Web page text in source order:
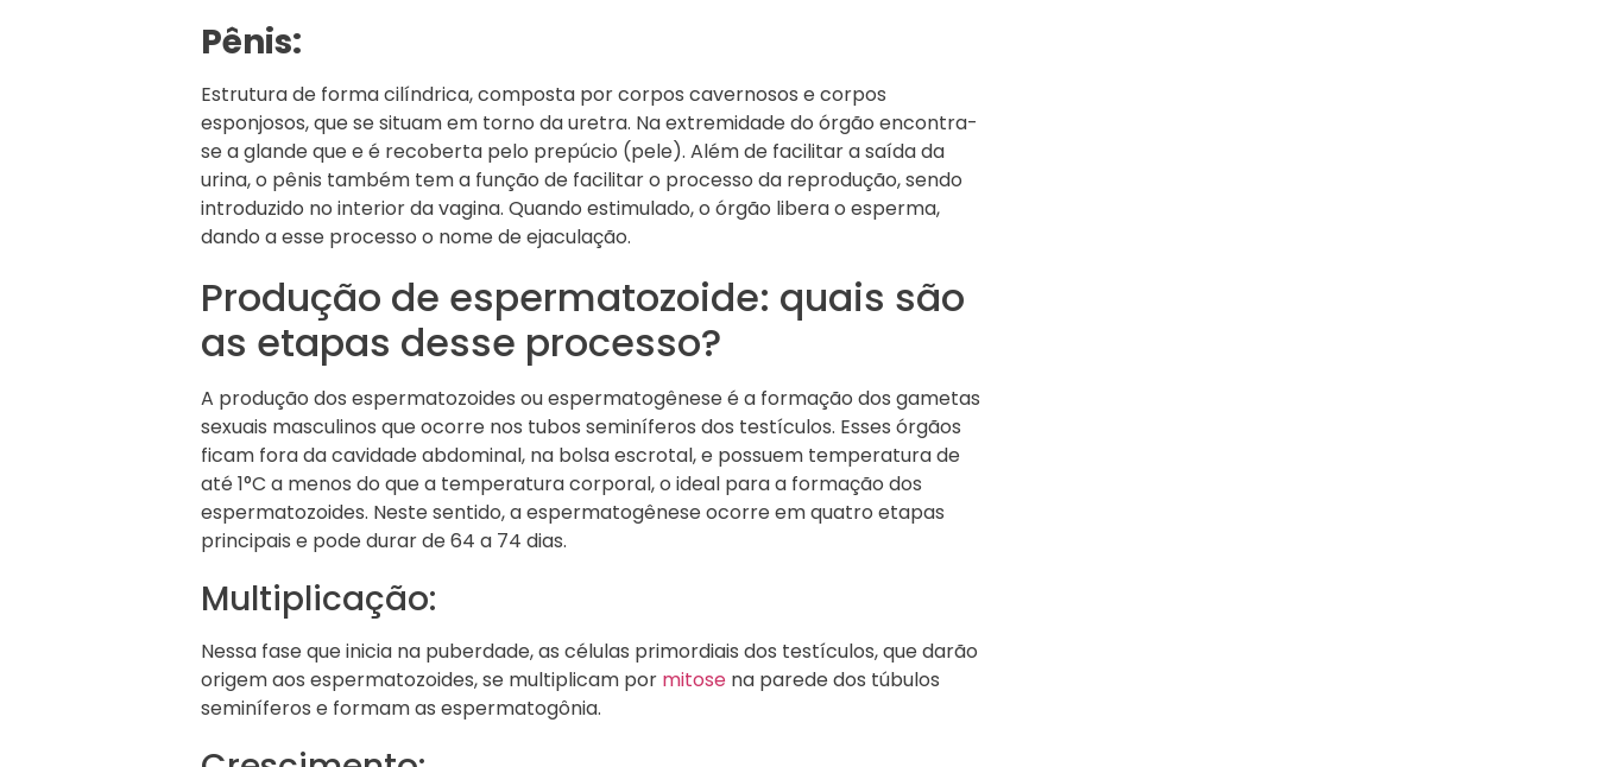
Pênis:
Estrutura de forma cilíndrica, composta por corpos cavernosos e corpos
esponjosos, que se situam em torno da uretra. Na extremidade do órgão encontra-
se a glande que e é recoberta pelo prepúcio (pele). Além de facilitar a saída da
urina, o pênis também tem a função de facilitar o processo da reprodução, sendo
introduzido no interior da vagina. Quando estimulado, o órgão libera o esperma,
dando a esse processo o nome de ejaculação.
Produção de espermatozoide: quais são
as etapas desse processo?
A produção dos espermatozoides ou espermatogênese é a formação dos gametas
sexuais masculinos que ocorre nos tubos seminíferos dos testículos. Esses órgãos
ficam fora da cavidade abdominal, na bolsa escrotal, e possuem temperatura de
até 1°C a menos do que a temperatura corporal, o ideal para a formação dos
espermatozoides. Neste sentido, a espermatogênese ocorre em quatro etapas
principais e pode durar de 64 a 74 dias.
Multiplicação:
Nessa fase que inicia na puberdade, as células primordiais dos testículos, que darão
origem aos espermatozoides, se multiplicam por mitose na parede dos túbulos
seminíferos e formam as espermatogônia.